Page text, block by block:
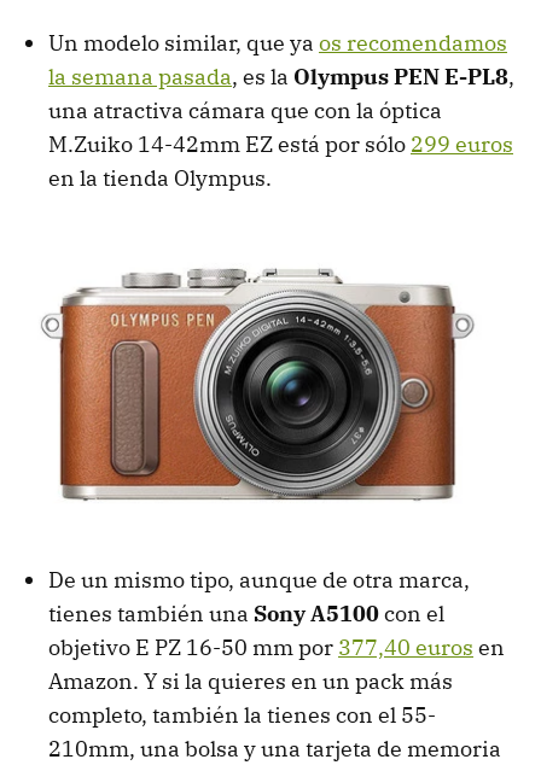
Un modelo similar, que ya os recomendamos
la semana pasada, es la Olympus PEN E-PL8,
una atractiva cámara que con la óptica
M.Zuiko 14-42mm EZ está por sólo 299 euros
en la tienda Olympus.
De un mismo tipo, aunque de otra marca,
tienes también una Sony A5100con el
objetivo E PZ 16-50 mm por 377,40 euros en
Amazon. Y si la quieres en un pack más
completo, también la tienes con el 55-
210mm, una bolsa y una tarjeta de memoria